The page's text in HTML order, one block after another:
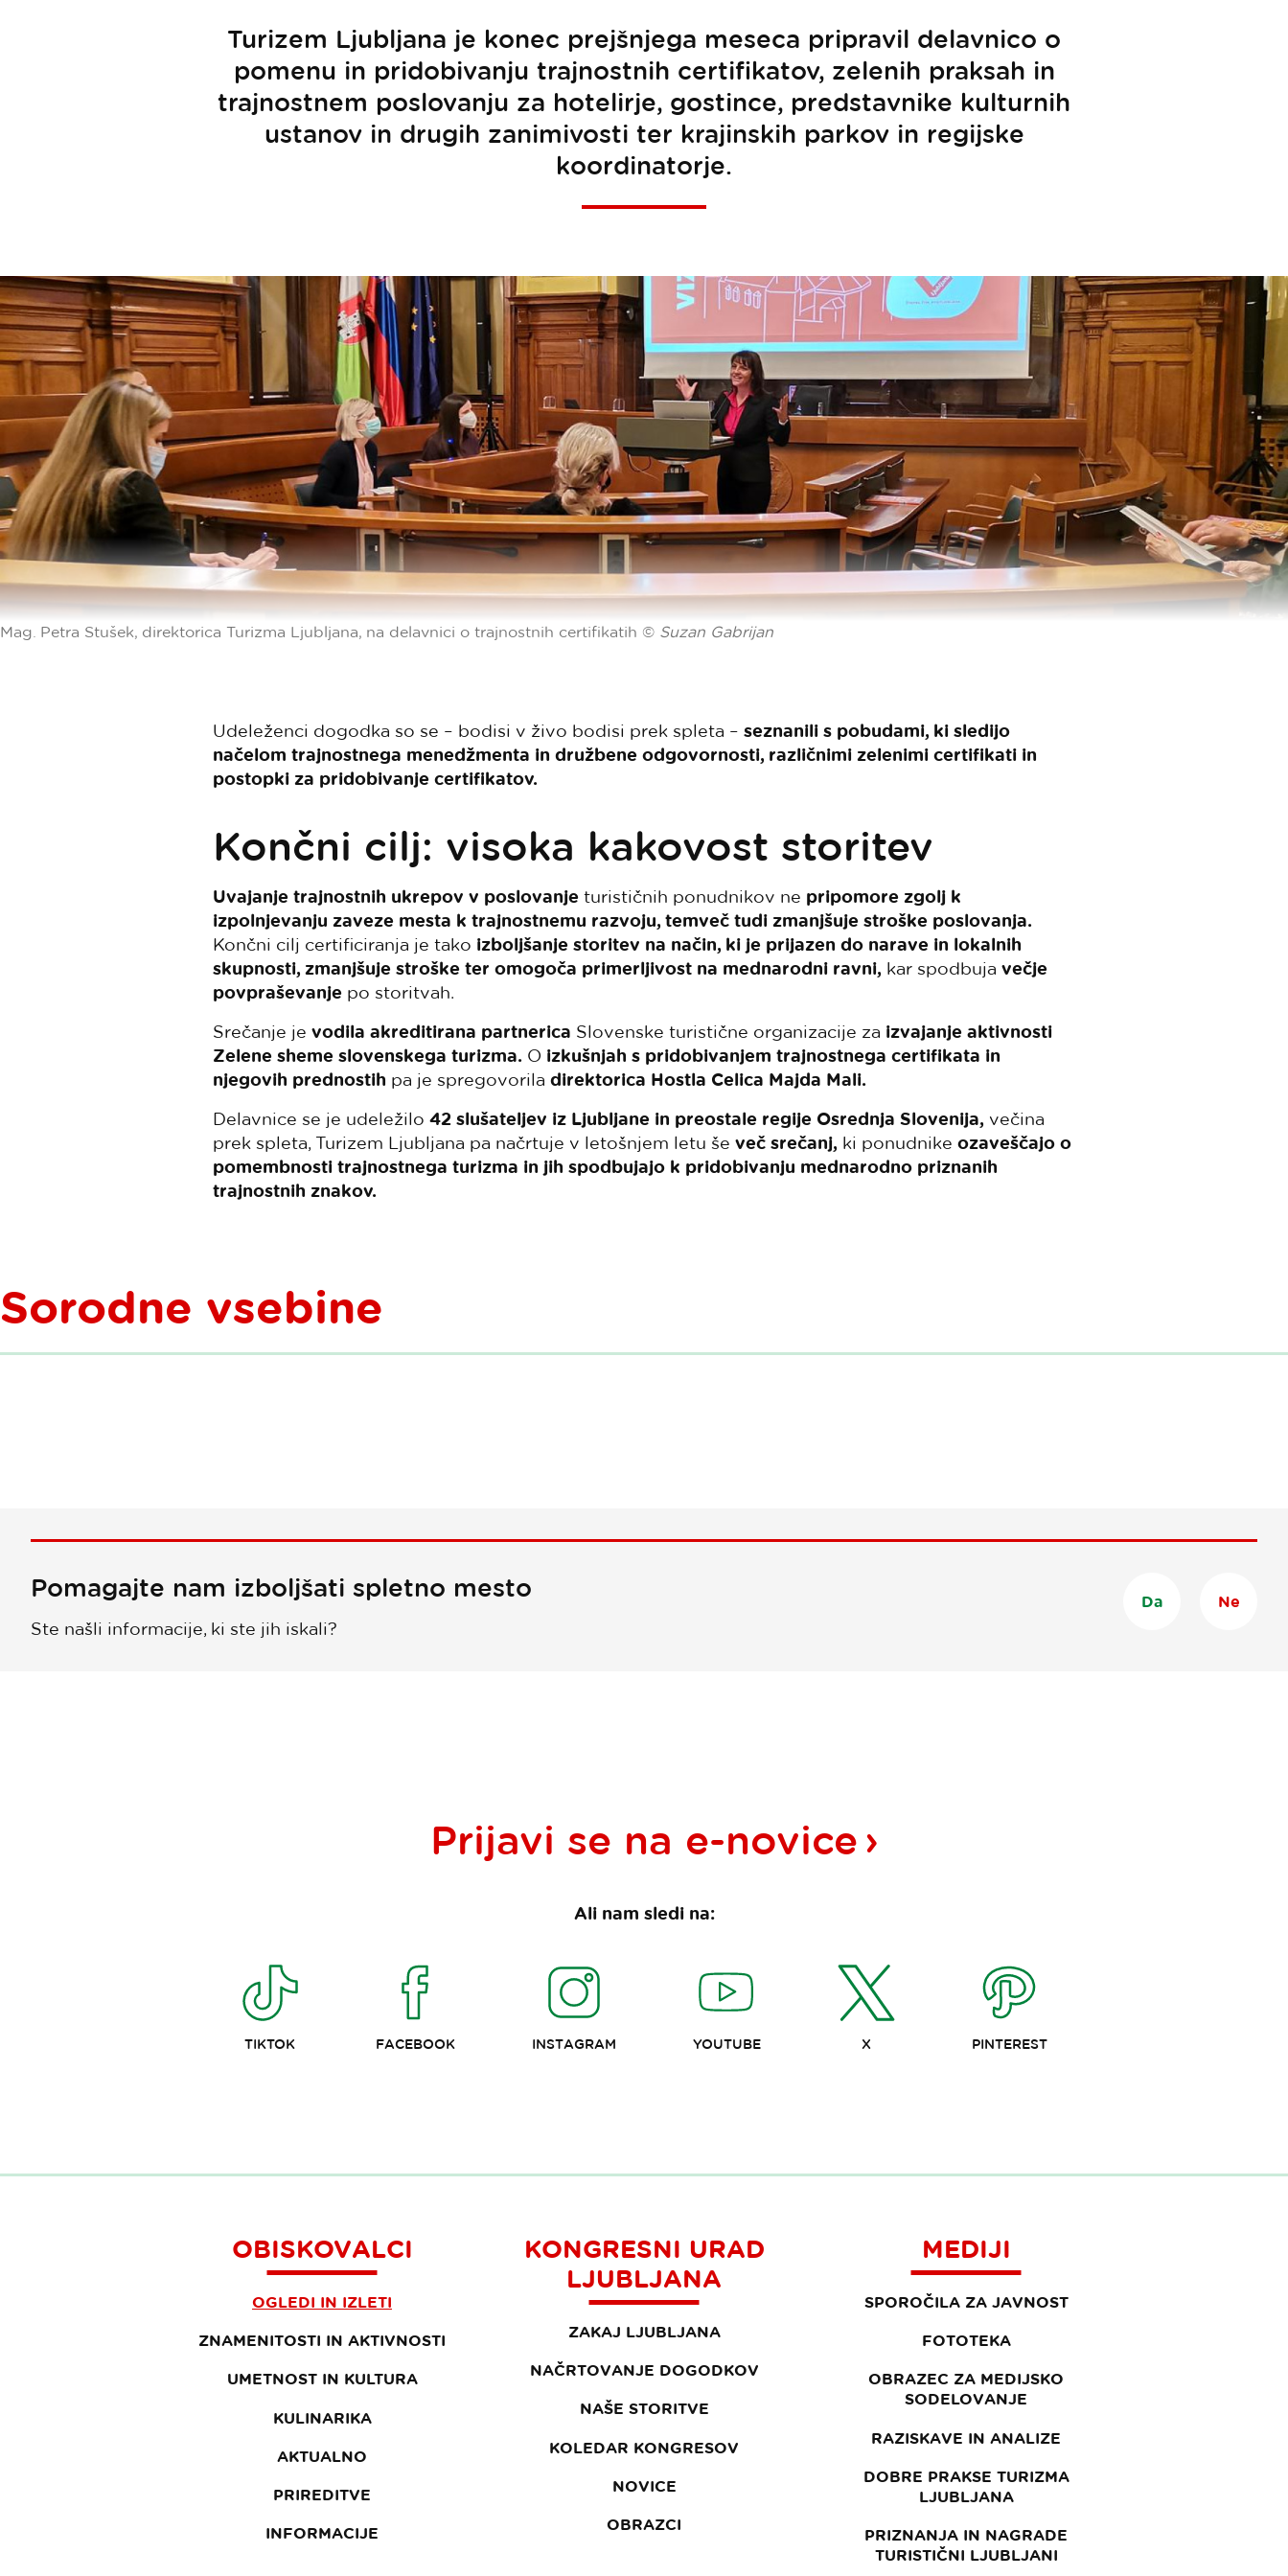
Turizem Ljubljana je konec prejšnjega meseca pripravil delavnico o
pomenu in pridobivanju trajnostnih certifikatov, zelenih praksah in
trajnostnem poslovanju za hotelirje, gostince, predstavnike kulturnih
ustanov in drugih zanimivosti ter krajinskih parkov in regijske
koordinatorje.
Mag. Petra Stušek, direktorica Turizma Ljubljana, na delavnici o trajnostnih certifikatih © Suzan Gabrijan
Udeleženci dogodka so se – bodisi v živo bodisi prek spleta – seznanili s pobudami, ki sledijo
načelom trajnostnega menedžmenta in družbene odgovornosti, različnimi zelenimi certifikati in
postopki za pridobivanje certifikatov.
Končni cilj: visoka kakovost storitev
Uvajanje trajnostnih ukrepov v poslovanje turističnih ponudnikov ne pripomore zgolj k
izpolnjevanju zaveze mesta k trajnostnemu razvoju, temveč tudi zmanjšuje stroške poslovanja.
Končni cilj certificiranja je tako izboljšanje storitev na način, ki je prijazen do narave in lokalnih
skupnosti, zmanjšuje stroške ter omogoča primerljivost na mednarodni ravni, kar spodbuja večje
povpraševanje po storitvah.
Srečanje je vodila akreditirana partnerica Slovenske turistične organizacije za izvajanje aktivnosti
Zelene sheme slovenskega turizma. O izkušnjah s pridobivanjem trajnostnega certifikata in
njegovih prednostih pa je spregovorila direktorica Hostla Celica Majda Mali.
Delavnice se je udeležilo 42 slušateljev iz Ljubljane in preostale regije Osrednja Slovenija, večina
prek spleta, Turizem Ljubljana pa načrtuje v letošnjem letu še več srečanj, ki ponudnike ozaveščajo o
pomembnosti trajnostnega turizma in jih spodbujajo k pridobivanju mednarodno priznanih
trajnostnih znakov.
Sorodne vsebine
Pomagajte nam izboljšati spletno mesto
Ste našli informacije, ki ste jih iskali?
Da Ne
Prijavi se na e-novice
Ali nam sledi na:
TIKTOK FACEBOOK INSTAGRAM YOUTUBE X PINTEREST
OBISKOVALCI
OGLEDI IN IZLETI
ZNAMENITOSTI IN AKTIVNOSTI
UMETNOST IN KULTURA
KULINARIKA
AKTUALNO
PRIREDITVE
INFORMACIJE
KONGRESNI URAD
LJUBLJANA
ZAKAJ LJUBLJANA
NAČRTOVANJE DOGODKOV
NAŠE STORITVE
KOLEDAR KONGRESOV
NOVICE
OBRAZCI
MEDIJI
SPOROČILA ZA JAVNOST
FOTOTEKA
OBRAZEC ZA MEDIJSKO
SODELOVANJE
RAZISKAVE IN ANALIZE
DOBRE PRAKSE TURIZMA
LJUBLJANA
PRIZNANJA IN NAGRADE
TURISTIČNI LJUBLJANI